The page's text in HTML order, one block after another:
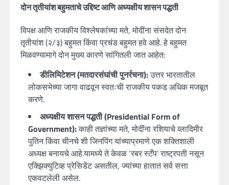
दोन तृतीयांश बहुमताचे उद्दिष्ट आणि अध्यक्षीय शासन पद्धती
विपक्ष आणि राजकीय विश्लेषकांच्या मते, मोदींना संसदेत दोन
तृतीयांश (२/३) बहुमत किंवा प्रचंड बहुमत हवे आहे. हे बहुमत
मिळवण्यामागे दोन मुख्य कारणे सांगितली जात आहेत:
डीलिमिटेशन (मतदारसंघांची पुनर्रचना):उत्तर भारतातील
लोकसभेच्या जागा वाढवून स्वतःची राजकीय पकड अधिक मजबूत
करणे.
अध्यक्षीय शासन पद्धती (Presidential Form of
Government):काही तज्ञांच्या मते, मोदींना रशियाचे व्लादिमीर
पुतिन किंवा चीनचे शी जिनपिंग यांच्याप्रमाणे एक शक्तिशाली
अध्यक्ष बनायचे आहे.यामध्ये ते केवळ ‘रबर स्टँप’ राष्ट्रपती नसून
एक्झिक्युटिव्ह प्रेसिडेंट असतील, ज्यांच्या हातात सर्व सत्ता
एकवटलेली असेल.